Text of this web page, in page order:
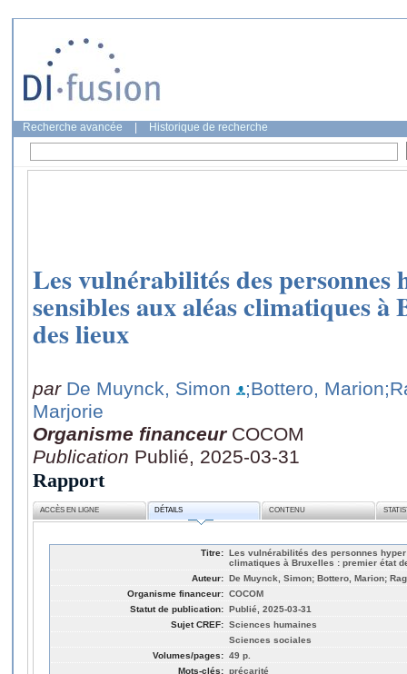
Recherche avancée Historique de recherche
Les vulnérabilités des personnes
sensibles aux aléas climatiques
des lieux
par De Muynck, Simon ;Bottero, Marion
Marjorie
Organisme financeur COCOM
Publication Publié, 2025-03-31
Rapport
ACCÈS EN LIGNE DÉTAILS CONTENU
Titre: Les vulnérabilités des personnes
climatiques à Bruxelles : premier état
Auteur: De Muynck, Simon; Bottero, Marion;
Organisme financeur: COCOM
Statut de publication: Publié, 2025-03-31
Sujet CREF: Sciences humaines
Sciences sociales
Volumes/pages: 49 p.
Mots-clés: précarité